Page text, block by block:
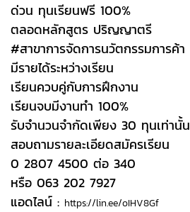
ด่วน ทุนเรียนฟรี 100%
ตลอดหลักสูตร ปริญญาตรี
#สาขาการจัดการนวัตกรรมการค้า
มีรายได้ระหว่างเรียน
เรียนควบคู่กับการฝึกงาน
เรียนจบมีงานทำ 100%
รับจำนวนจำกัดเพียง 30 ทุนเท่านั้น
สอบถามรายละเอียดสมัครเรียน
0 2807 4500 ต่อ 340
หรือ 063 202 7927
แอดไลน์ : https://lin.ee/oIHV8Gf